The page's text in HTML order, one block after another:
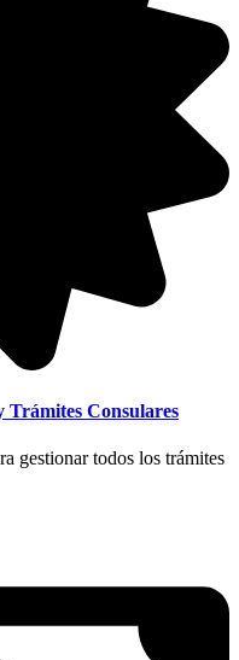
Trámites Consulares
gestionar todos los trámites